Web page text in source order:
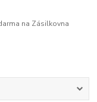
na Zásilkovna